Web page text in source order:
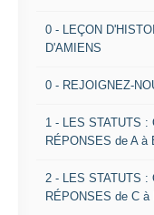
0 - LEÇON
D'AMIENS
0 - REJOIGNEZ-
1 - LES STATUTS :
RÉPONSES de A à
2 - LES STATUTS :
RÉPONSES de C à